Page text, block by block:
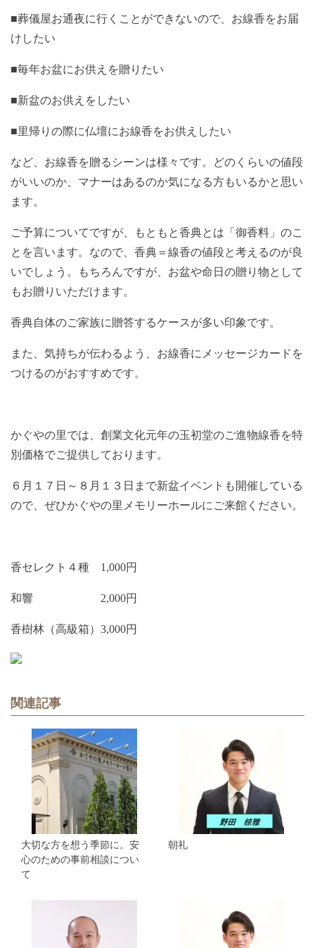
■葬儀屋お通夜に行くことができないので、お線香をお届
けしたい
■毎年お盆にお供えを贈りたい
■新盆のお供えをしたい
■里帰りの際に仏壇にお線香をお供えしたい
など、お線香を贈るシーンは様々です。どのくらいの値段
がいいのか、マナーはあるのか気になる方もいるかと思い
ます。
ご予算についてですが、もともと香典とは「御香料」のこ
とを言います。なので、香典＝線香の値段と考えるのが良
いでしょう。もちろんですが、お盆や命日の贈り物として
もお贈りいただけます。
香典自体のご家族に贈答するケースが多い印象です。
また、気持ちが伝わるよう、お線香にメッセージカードを
つけるのがおすすめです。
かぐやの里では、創業文化元年の玉初堂のご進物線香を特
別価格でご提供しております。
６月１７日～８月１３日まで新盆イベントも開催している
ので、ぜひかぐやの里メモリーホールにご来館ください。
香セレクト４種 1,000円
和響 2,000円
香樹林（高級箱）3,000円
関連記事
大切な方を想う季節に。安
心のための事前相談につい
て
朝礼